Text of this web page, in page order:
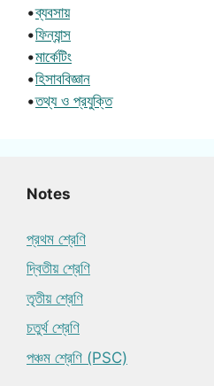
•ব্যবসায়
•ফিন্যান্স
•মার্কেটিং
•হিসাববিজ্ঞান
•তথ্য ও প্রযুক্তি
Notes
প্রথম শ্রেণি
দ্বিতীয় শ্রেণি
তৃতীয় শ্রেণি
চতুর্থ শ্রেণি
পঞ্চম শ্রেণি (PSC)